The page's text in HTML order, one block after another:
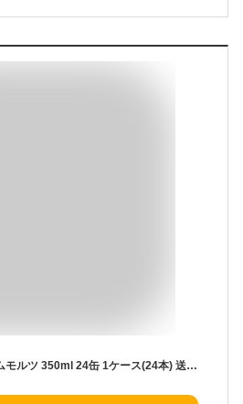
サントリー ザ・プレミアムモルツ 350ml 24缶 1ケース(24本) 送料無料プレモル mp_rcan AIB【spmrank】